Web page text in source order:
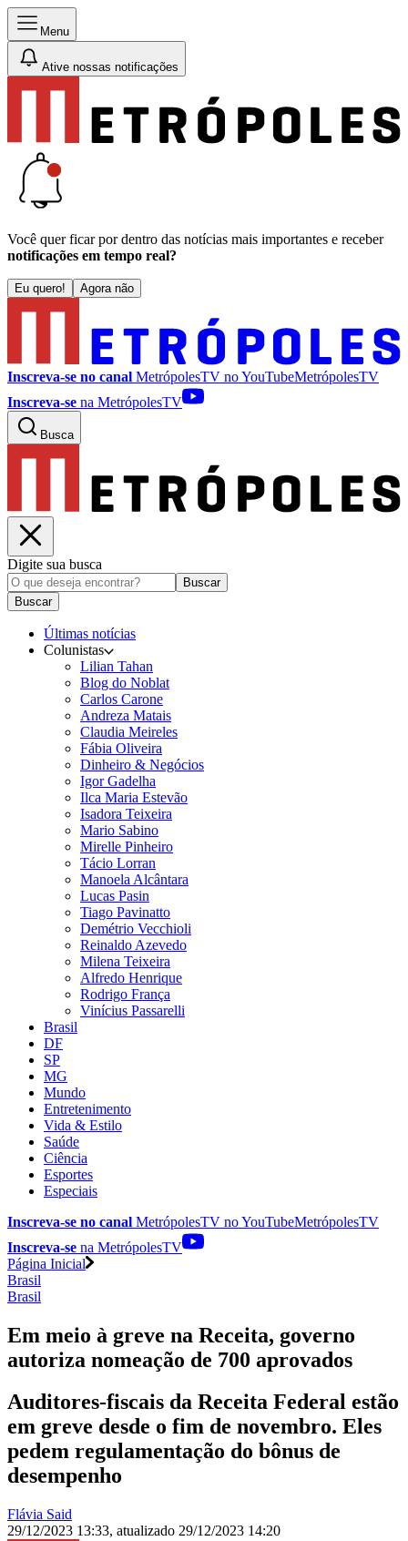
Menu
Ative nossas notificações
Você quer ficar por dentro das notícias mais importantes e receber
notificações em tempo real?
Eu quero! Agora não
Inscreva-se no canal MetrópolesTV noYouTubeMetrópolesTV
Inscreva-se na MetrópolesTV
Busca
Digite sua busca
Buscar
Buscar
Últimas notícias
Colunistas
Lilian Tahan
Blog do Noblat
Carlos Carone
Andreza Matais
Claudia Meireles
Fábia Oliveira
Dinheiro & Negócios
Igor Gadelha
Ilca Maria Estevão
Isadora Teixeira
Mario Sabino
Mirelle Pinheiro
Tácio Lorran
Manoela Alcântara
Lucas Pasin
Tiago Pavinatto
Demétrio Vecchioli
Reinaldo Azevedo
Milena Teixeira
Alfredo Henrique
Rodrigo França
Vinícius Passarelli
Brasil
DF
SP
MG
Mundo
Entretenimento
Vida & Estilo
Saúde
Ciência
Esportes
Especiais
Inscreva-se no canal MetrópolesTV noYouTubeMetrópolesTV
Inscreva-se na MetrópolesTV
Página Inicial
Brasil
Brasil
Em meio à greve na Receita, governo
autoriza nomeação de 700 aprovados
Auditores-fiscais da Receita Federal estão
em greve desde o fim de novembro. Eles
pedem regulamentação do bônus de
desempenho
Flávia Said
29/12/2023 13:33, atualizado 29/12/2023 14:20